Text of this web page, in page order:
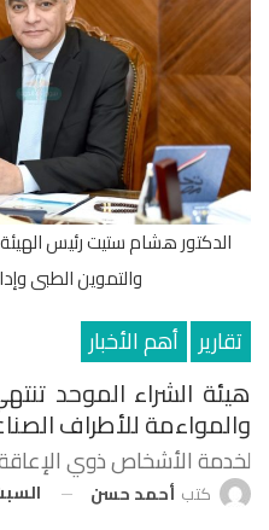
الدكتور هشام ستيت رئيس
والتموين الطبى
تقارير أهم الأخبار
هيئة الشراء الموحد
والمواءمة للأطراف
لخدمة الأشخاص ذوي
كتب أحمد حسن السبت 8 أغسطس,